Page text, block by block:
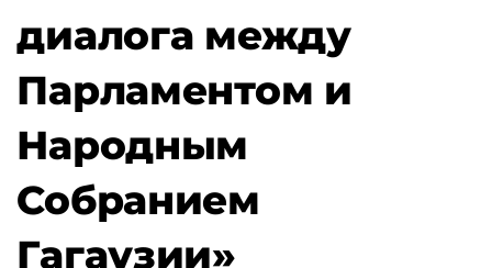
диалога между
Парламентом и
Народным
Собранием
Гагаузии»